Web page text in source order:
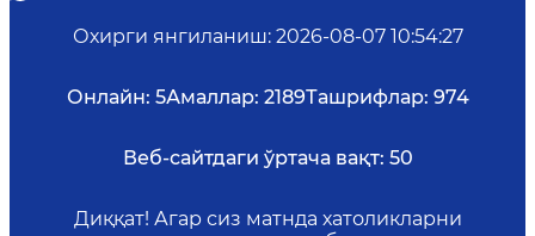
Охирги янгиланиш: 2026-08-07 10:54:27
Онлайн: 5Амаллар: 2189Ташрифлар: 974
Веб-сайтдаги ўртача вақт: 50
Диққат! Агар сиз матнда хатоликларни